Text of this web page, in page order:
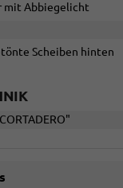
mit Abbiegelicht
Scheiben hinten